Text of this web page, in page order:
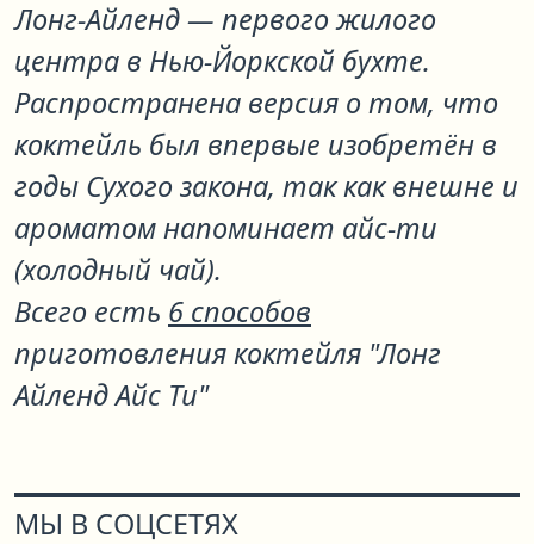
Лонг-Айленд — первого жилого
центра в Нью-Йоркской бухте.
Распространена версия о том, что
коктейль был впервые изобретён в
годы Сухого закона, так как внешне и
ароматом напоминает айс-ти
(холодный чай).
Всего есть 6 способов
приготовления коктейля "Лонг
Айленд Айс Ти"
МЫ В СОЦСЕТЯХ